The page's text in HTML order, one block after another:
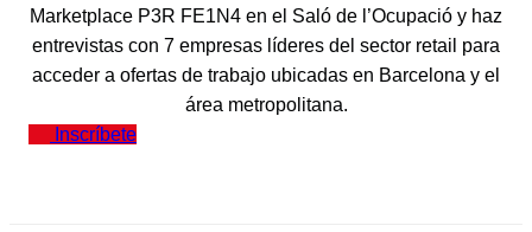
Marketplace P3R FE1N4 en el Saló de l’Ocupació y haz
entrevistas con 7 empresas líderes del sector retail para
acceder a ofertas de trabajo ubicadas en Barcelona y el
área metropolitana.
Inscríbete